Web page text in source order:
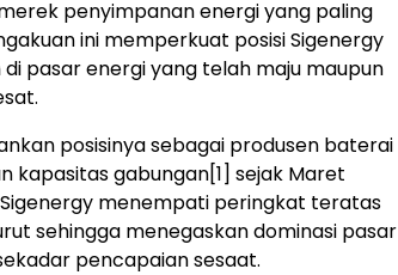
penyimpanan energi yang paling
ini memperkuat posisi Sigenergy
pasar energi yang telah maju maupun
posisinya sebagai produsen baterai
kapasitas gabungan[1] sejak Maret
Sigenergy menempati peringkat teratas
sehingga menegaskan dominasi pasar
pencapaian sesaat.